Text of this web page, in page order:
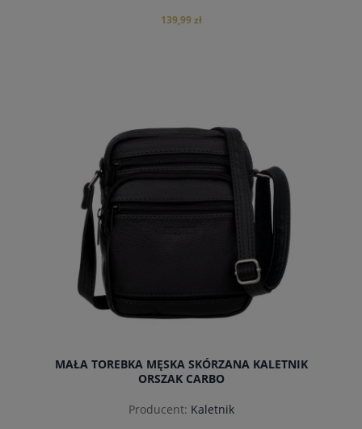
139,99 zł
MAŁA TOREBKA MĘSKA SKÓRZANA KALETNIK
ORSZAK CARBO
Producent: Kaletnik